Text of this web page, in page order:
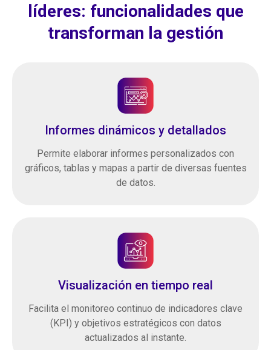
líderes: funcionalidades que
transforman la gestión
Informes dinámicos y detallados
Permite elaborar informes personalizados con
gráficos, tablas y mapas a partir de diversas fuentes
de datos.
Visualización en tiempo real
Facilita el monitoreo continuo de indicadores clave
(KPI) y objetivos estratégicos con datos
actualizados al instante.